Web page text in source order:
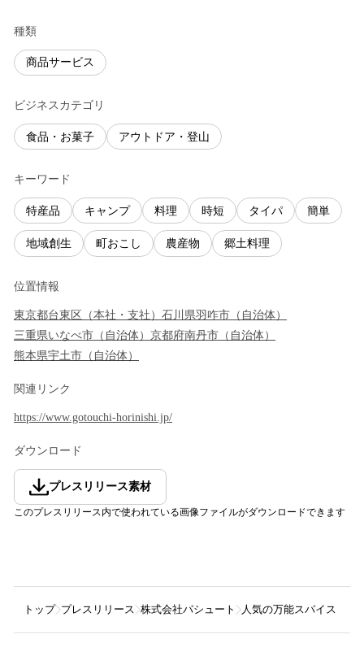
種類
商品サービス
ビジネスカテゴリ
食品・お菓子 アウトドア・登山
キーワード
特産品 キャンプ 料理 時短 タイパ 簡単
地域創生 町おこし 農産物 郷土料理
位置情報
東京都台東区 （本社・支社 ） 石川県羽咋市 （ 自治体）
三重県いなべ市 （ 自治体） 京都府南丹市 （ 自治体）
熊本県宇土市 （ 自治体）
関連リンク
https://www.gotouchi-horinishi.jp/
ダウンロード
プレスリリース素材
このプレスリリース内で使われている画像ファイルがダウンロードできます
トップ プレスリリース 株式会社パシュート 人気の万能スパイス「ほ